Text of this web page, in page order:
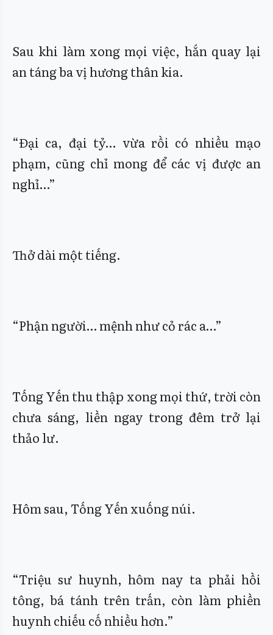
Sau khi làm xong mọi việc, hắn quay lại
an táng ba vị hương thân kia.
“Đại ca, đại tỷ… vừa rồi có nhiều mạo
phạm, cũng chỉ mong để các vị được an
nghỉ…”
Thở dài một tiếng.
“Phận người… mệnh như cỏ rác a…”
Tống Yến thu thập xong mọi thứ, trời còn
chưa sáng, liền ngay trong đêm trở lại
thảo lư.
Hôm sau, Tống Yến xuống núi.
“Triệu sư huynh, hôm nay ta phải hồi
tông, bá tánh trên trấn, còn làm phiền
huynh chiếu cố nhiều hơn.”